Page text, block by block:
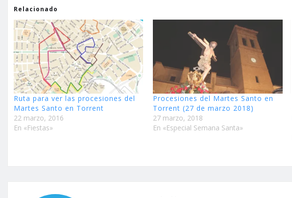
Relacionado
Ruta para ver las procesiones del
Martes Santo en Torrent
22 marzo, 2016
En «Fiestas»
Procesiones del Martes Santo en
Torrent (27 de marzo 2018)
27 marzo, 2018
En «Especial Semana Santa»